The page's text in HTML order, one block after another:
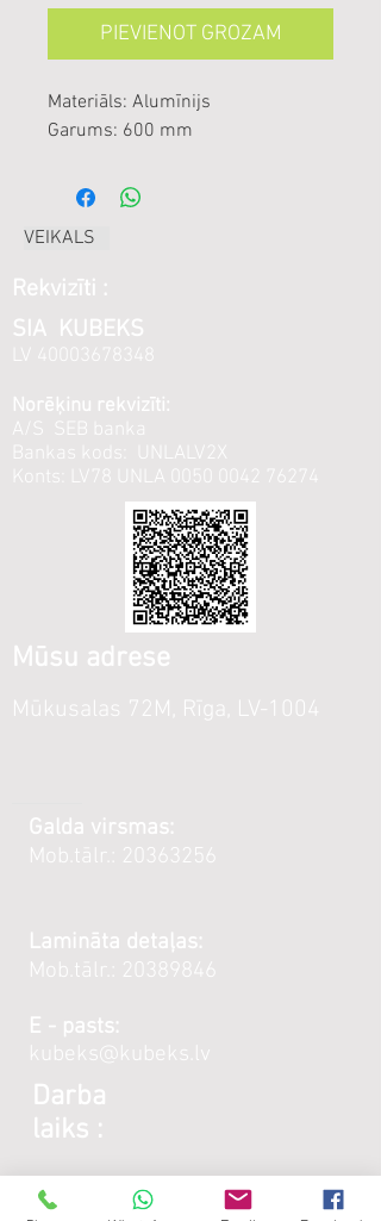
PIEVIENOT GROZAM
Materiāls: Alumīnijs
Garums: 600 mm
VEIKALS
Rekvizīti :
SIA KUBEKS
LV 40003678348
Norēķinu rekvizīti:
A/S SEB banka
Bankas kods: UNLALV2X
Konts: LV78 UNLA
0050 0042 76274
Mūsu adrese
Mūkusalas 72M, Rīga, LV-1004
Galda virsmas:
Mob.tālr.: 20363256
Lamināta detaļas:
Mob.tālr.: 20389846
E - pasts:
kubeks@kubeks.lv
Darba
laiks :
Galda virsmas: